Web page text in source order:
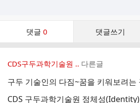
댓글 0 댓글쓰기
댓
CDS구두과학기술원 .. 다른글
CDS 구두과학기술원 정체성(Identity)